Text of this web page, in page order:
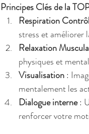
Principes Clés de la
Respiration
stress et améliorer
Relaxation
physiques et
Visualisation :
mentalement les
Dialogue interne :
renforcer votre